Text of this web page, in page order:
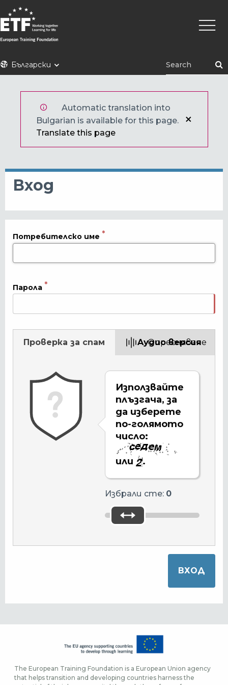
Премини
към
основното
съдържание
ETFБългарски
Main
Automatic translation into
Bulgarian is available for this page.
Translate this page
Вход
Потребителско име
Парола
Проверка за спам Aудио версия
Използвайте
плъзгача, за
да изберете
по-голямото
число:
или .
Избрали сте: 0
Опресняване
The European Training Foundation is a European Union agency
that helps transition and developing countries harness the